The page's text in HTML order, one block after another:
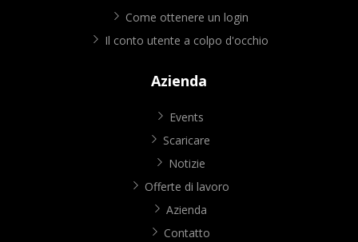
Come ottenere un login
Il conto utente a colpo d'occhio
Azienda
Events
Scaricare
Notizie
Offerte di lavoro
Azienda
Contatto